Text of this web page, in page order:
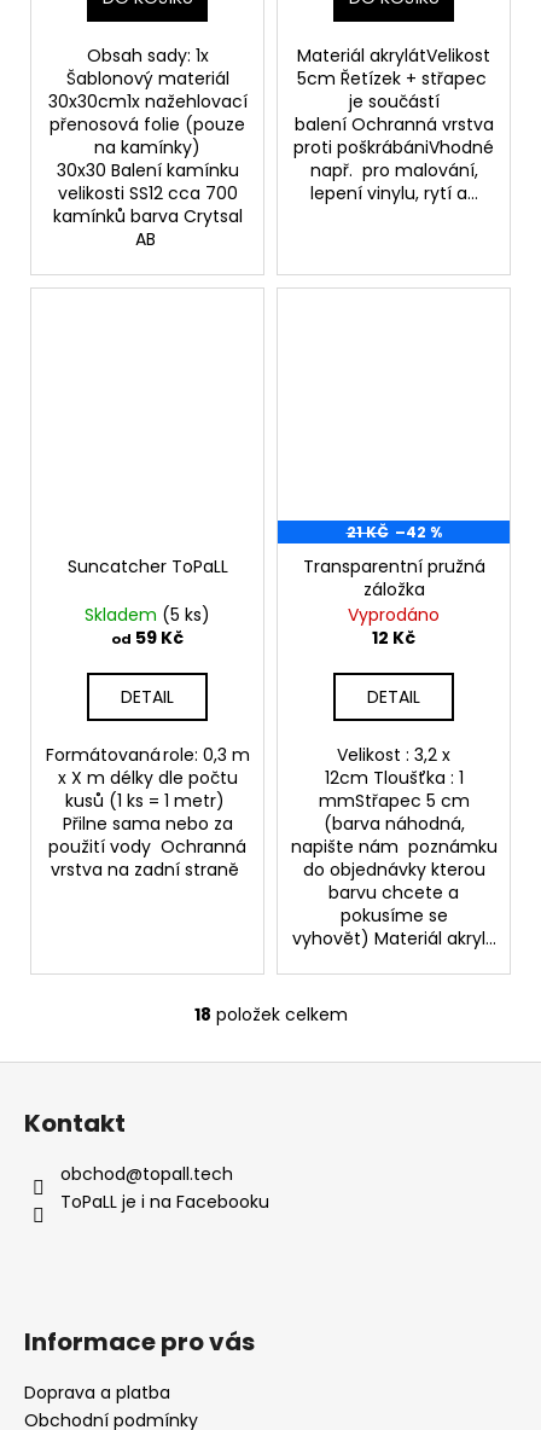
Obsah sady: 1x
Šablonový materiál
30x30cm1x nažehlovací
přenosová folie (pouze
na kamínky)
30x30 Balení kamínku
velikosti SS12 cca 700
kamínků barva Crytsal
AB
Materiál akrylátVelikost
5cm Řetízek + střapec
je součástí
balení Ochranná vrstva
proti poškrábániVhodné
např. pro malování,
lepení vinylu, rytí a...
Suncatcher ToPaLL
Skladem (5 ks)
od 59 Kč
DETAIL
Formátovaná role: 0,3 m
x X m délky dle počtu
kusů (1 ks = 1 metr)
Přilne sama nebo za
použití vody Ochranná
vrstva na zadní straně
21 KČ –42 %
Transparentní pružná
záložka
Vyprodáno
12 Kč
DETAIL
Velikost : 3,2 x
12cm Tloušťka : 1
mmStřapec 5 cm
(barva náhodná,
napište nám poznámku
do objednávky kterou
barvu chcete a
pokusíme se
vyhovět) Materiál akryl...
O
v
18 položek celkem
Kontakt
obchod@topall.tech
ToPaLL je i na Facebooku
Informace pro vás
Doprava a platba
Obchodní podmínky